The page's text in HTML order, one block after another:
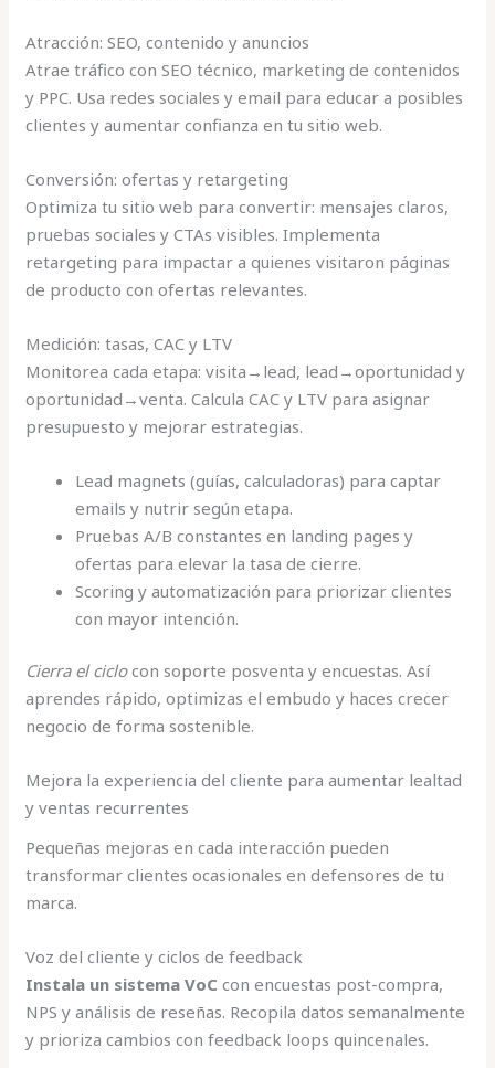
Atracción: SEO, contenido y anuncios
Atrae tráfico con SEO técnico, marketing de contenidos
y PPC. Usa redes sociales y email para educar a posibles
clientes y aumentar confianza en tu sitio web.
Conversión: ofertas y retargeting
Optimiza tu sitio web para convertir: mensajes claros,
pruebas sociales y CTAs visibles. Implementa
retargeting para impactar a quienes visitaron páginas
de producto con ofertas relevantes.
Medición: tasas, CAC y LTV
Monitorea cada etapa: visita→lead, lead→oportunidad y
oportunidad→venta. Calcula CAC y LTV para asignar
presupuesto y mejorar estrategias.
Lead magnets (guías, calculadoras) para captar
emails y nutrir según etapa.
Pruebas A/B constantes en landing pages y
ofertas para elevar la tasa de cierre.
Scoring y automatización para priorizar clientes
con mayor intención.
Cierra el ciclocon soporte posventa y encuestas. Así
aprendes rápido, optimizas el embudo y haces crecer
negocio de forma sostenible.
Mejora la experiencia del cliente para aumentar lealtad
y ventas recurrentes
Pequeñas mejoras en cada interacción pueden
transformar clientes ocasionales en defensores de tu
marca.
Voz del cliente y ciclos de feedback
Instala un sistema VoC con encuestas post-compra,
NPS y análisis de reseñas. Recopila datos semanalmente
y prioriza cambios con feedback loops quincenales.